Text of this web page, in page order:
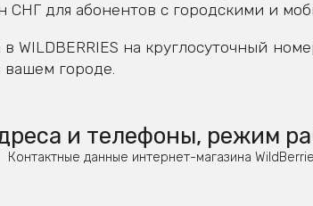
СНГ для абонентов с городскими и
WILDBERRIES на круглосуточный
вашем городе.
и телефоны, режим
Контактные данные интернет-магазина